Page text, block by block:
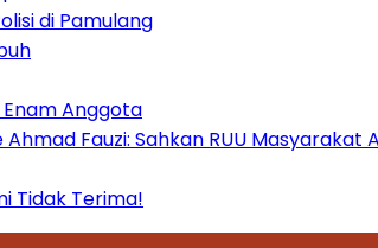
di Pamulang
Anggota
Fauzi: Sahkan RUU Masyarakat
Tidak Terima!